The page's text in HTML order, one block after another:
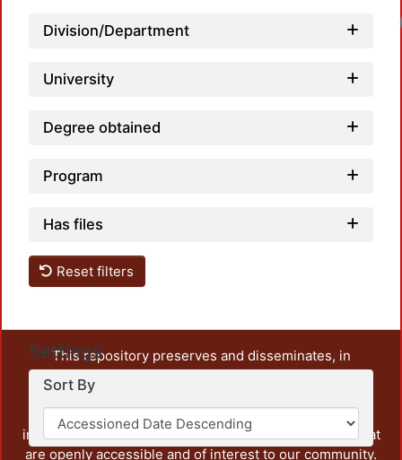
Division/Department
University
Degree obtained
Program
Has files
Reset filters
Settings
Sort By
This repository preserves and disseminates, in
unrestricted open access, the teaching and research
output of UAM Azcapotzalco. It also includes some
administrative and graphic documents from the
institution, as well as content from other institutions that
are openly accessible and of interest to our community.